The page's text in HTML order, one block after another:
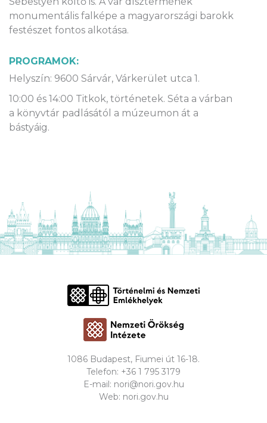
monumentális falképe a magyarországi barokk
festészet fontos alkotása.
PROGRAMOK:
Helyszín: 9600 Sárvár, Várkerület utca 1.
10:00 és 14:00 Titkok, történetek. Séta a várban
a könyvtár padlásától a múzeumon át a
bástyáig.
1086 Budapest, Fiumei út 16-18.
Telefon: +36 1 795 3179
E-mail: nori@nori.gov.hu
Web: nori.gov.hu